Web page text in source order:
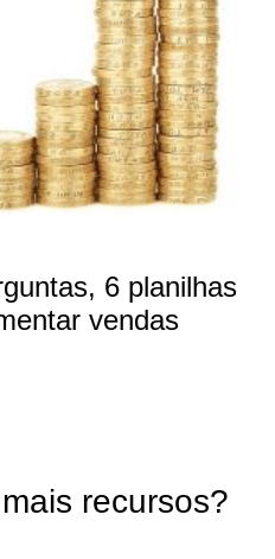
6 planilhas
vendas
recursos?